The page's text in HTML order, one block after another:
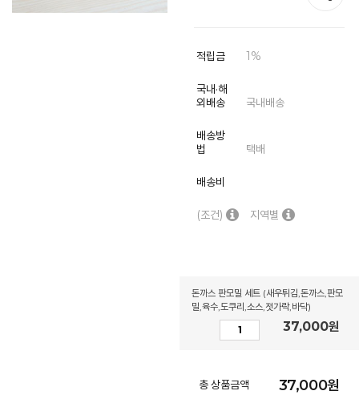
적립금 1%
국내·해
외배송
국내배송
배송방
법
택배
배송비
(조건) 지역별
돈까스 판모밀 세트 (새우튀김,돈까스,판모
밀,육수,도쿠리,소스,젓가락,바닥)
37,000원
총 상품금액 37,000원